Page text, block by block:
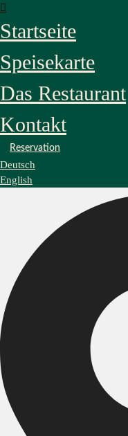
Startseite
Speisekarte
Das Restaurant
Kontakt
Reservation
Deutsch
English